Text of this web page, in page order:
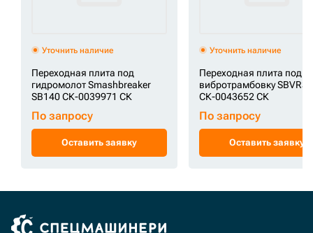
Уточнить наличие
Переходная плита под
гидромолот Smashbreaker
SB140 СК-0039971 СК
По запросу
Оставить заявку
Уточнить наличие
Переходная плита под
вибротрамбовку SBVR30
СК-0043652 СК
По запросу
Оставить заявку